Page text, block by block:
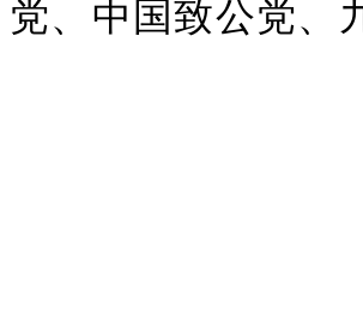
党、中国致公党、